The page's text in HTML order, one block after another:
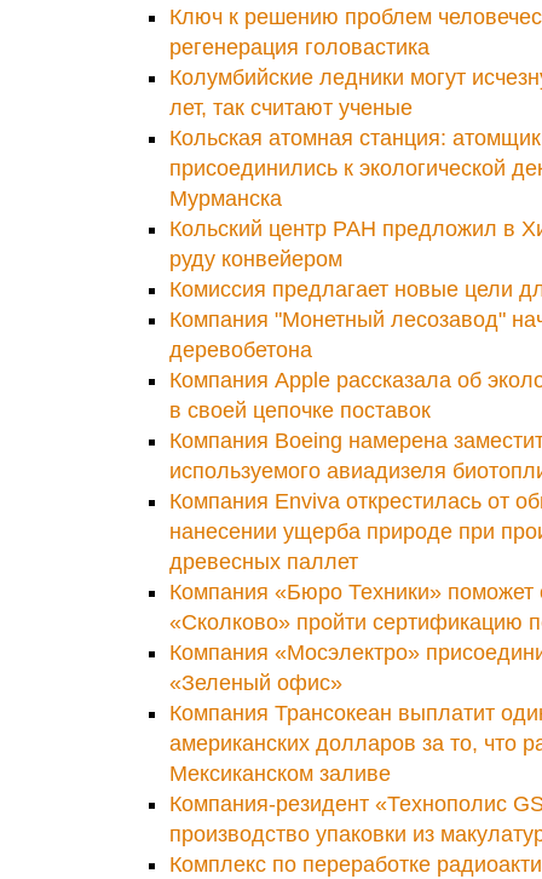
Ключ к решению проблем
регенерация головастика
Колумбийские ледники могут
лет, так считают ученые
Кольская атомная станция:
присоединились к экологической
Мурманска
Кольский центр РАН предложил в
руду конвейером
Комиссия предлагает новые цели
Компания "Монетный лесозавод"
деревобетона
Компания Apple рассказала об
в своей цепочке поставок
Компания Boeing намерена
используемого авиадизеля
Компания Enviva открестилась от
нанесении ущерба природе при
древесных паллет
Компания «Бюро Техники» поможет
«Сколково» пройти сертификацию
Компания «Мосэлектро»
«Зеленый офис»
Компания Трансокеан выплатит
американских долларов за то, что
Мексиканском заливе
Компания-резидент «Технополис
производство упаковки из
Комплекс по переработке